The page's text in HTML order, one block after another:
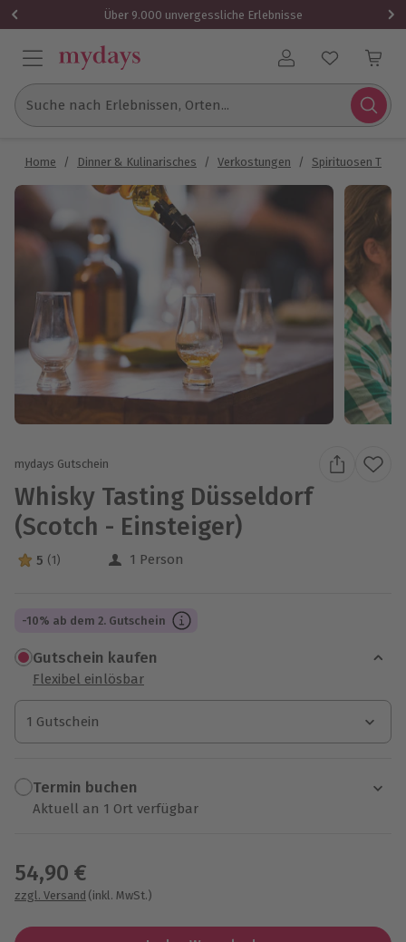
Über 9.000 unvergessliche Erlebnisse
Benutzerkonto
Suche nach Erlebnissen, Orten...
Home / Dinner & Kulinarisches / Verkostungen / Spirituosen
mydays Gutschein
Whisky Tasting Düsseldorf
(Scotch - Einsteiger)
5 Sterne von 5 aus 1 Bewertungen
5 (1) 1 Person
-10% ab dem 2. Gutschein
Gutschein kaufen
Flexibel einlösbar
1 Gutschein
1 Gutschein
1 Gutschein
Termin buchen
Aktuell an 1 Ort verfügbar
54,90 €
zzgl. Versand (inkl. MwSt.)